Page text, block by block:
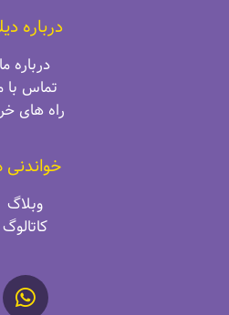
درباره
درباره ما
تماس با
راه‌ های
خواندنی
وبلاگ
کاتالوگ